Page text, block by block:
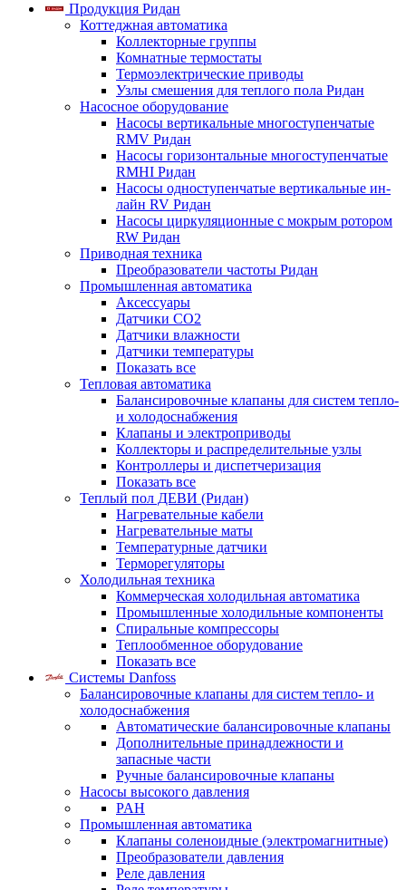
Продукция Ридан
Коттеджная автоматика
Коллекторные группы
Комнатные термостаты
Термоэлектрические приводы
Узлы смешения для теплого пола Ридан
Насосное оборудование
Насосы вертикальные многоступенчатые
RMV Ридан
Насосы горизонтальные многоступенчатые
RMHI Ридан
Насосы одноступенчатые вертикальные ин-
лайн RV Ридан
Насосы циркуляционные с мокрым ротором
RW Ридан
Приводная техника
Преобразователи частоты Ридан
Промышленная автоматика
Аксессуары
Датчики CO2
Датчики влажности
Датчики температуры
Показать все
Тепловая автоматика
Балансировочные клапаны для систем тепло-
и холодоснабжения
Клапаны и электроприводы
Коллекторы и распределительные узлы
Контроллеры и диспетчеризация
Показать все
Теплый пол ДЕВИ (Ридан)
Нагревательные кабели
Нагревательные маты
Температурные датчики
Терморегуляторы
Холодильная техника
Коммерческая холодильная автоматика
Промышленные холодильные компоненты
Спиральные компрессоры
Теплообменное оборудование
Показать все
Системы Danfoss
Балансировочные клапаны для систем тепло- и
холодоснабжения
Автоматические балансировочные клапаны
Дополнительные принадлежности и
запасные части
Ручные балансировочные клапаны
Насосы высокого давления
PAH
Промышленная автоматика
Клапаны соленоидные (электромагнитные)
Преобразователи давления
Реле давления